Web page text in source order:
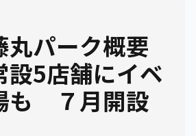
丸パーク概要
5店舗にイベ
も ７月開設